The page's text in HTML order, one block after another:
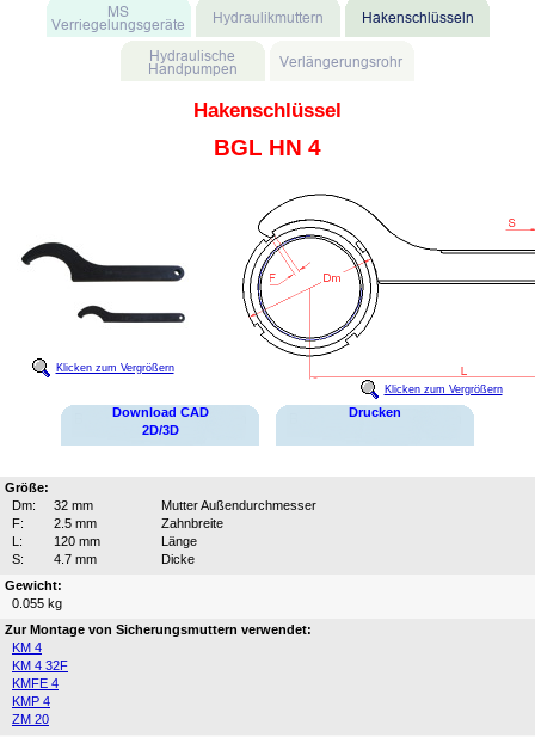
Hakenschlüssel
BGL HN 4
Klicken zum Vergrößern
Klicken zum Vergrößern
Download CAD
2D/3D
Drucken
Größe:
Dm:
32 mm
Mutter Außendurchmesser
F:
2.5 mm
Zahnbreite
L:
120 mm
Länge
S:
4.7 mm
Dicke
Gewicht:
0.055 kg
Zur Montage von Sicherungsmuttern verwendet:
KM 4
KM 4 32F
KMFE 4
KMP 4
ZM 20